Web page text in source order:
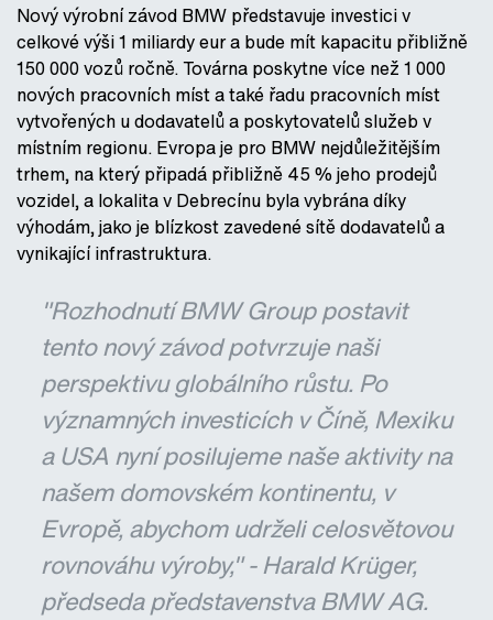
Nový výrobní závod BMW představuje investici v
celkové výši 1 miliardy eur a bude mít kapacitu přibližně
150 000 vozů ročně. Továrna poskytne více než 1 000
nových pracovních míst a také řadu pracovních míst
vytvořených u dodavatelů a poskytovatelů služeb v
místním regionu. Evropa je pro BMW nejdůležitějším
trhem, na který připadá přibližně 45 % jeho prodejů
vozidel, a lokalita v Debrecínu byla vybrána díky
výhodám, jako je blízkost zavedené sítě dodavatelů a
vynikající infrastruktura.
"Rozhodnutí BMW Group postavit
tento nový závod potvrzuje naši
perspektivu globálního růstu. Po
významných investicích v Číně, Mexiku
a USA nyní posilujeme naše aktivity na
našem domovském kontinentu, v
Evropě, abychom udrželi celosvětovou
rovnováhu výroby," - Harald Krüger,
předseda představenstva BMW AG.